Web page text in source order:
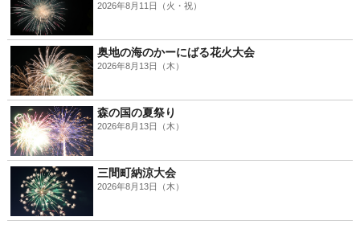
2026年8月11日（火・祝）
奥地の海のかーにばる花火大会
2026年8月13日（木）
森の国の夏祭り
2026年8月13日（木）
三間町納涼大会
2026年8月13日（木）